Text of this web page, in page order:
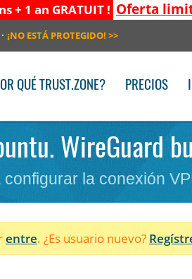
+ 1 an GRATUIT ! Oferta
¡NO ESTÁ PROTEGIDO! >>
QUÉ TRUST.ZONE? PRECIOS
WireGuard
la conexión
entre. ¿Es usuario nuevo?